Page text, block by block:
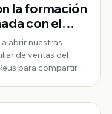
la formación
con el
abrir nuestras
de ventas del
para compartir